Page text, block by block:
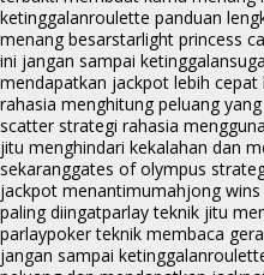
ketinggalanroulette panduan
menang besarstarlight princess
ini jangan sampai ketinggalan
mendapatkan jackpot lebih cepat
rahasia menghitung peluang
scatter strategi rahasia
jitu menghindari kekalahan dan
sekaranggates of olympus
jackpot menantimumahjong
paling diingatparlay teknik jitu
parlaypoker teknik membaca
jangan sampai ketinggalan